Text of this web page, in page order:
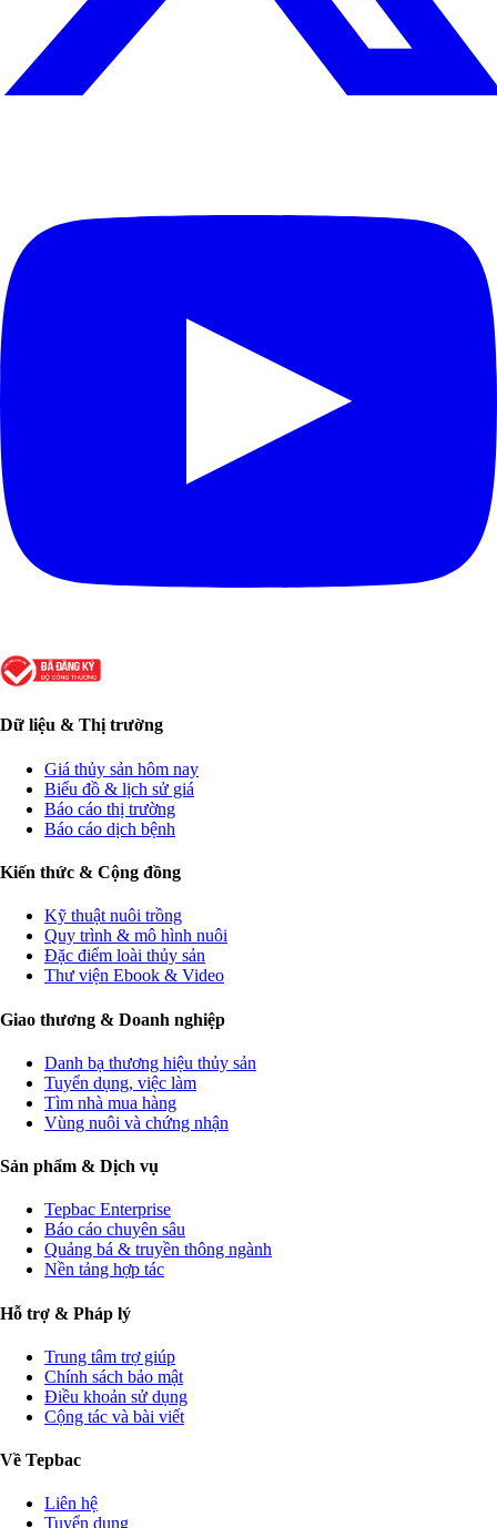
Dữ liệu & Thị trường
Giá thủy sản hôm nay
Biểu đồ & lịch sử giá
Báo cáo thị trường
Báo cáo dịch bệnh
Kiến thức & Cộng đồng
Kỹ thuật nuôi trồng
Quy trình & mô hình nuôi
Đặc điểm loài thủy sản
Thư viện Ebook & Video
Giao thương & Doanh nghiệp
Danh bạ thương hiệu thủy sản
Tuyển dụng, việc làm
Tìm nhà mua hàng
Vùng nuôi và chứng nhận
Sản phẩm & Dịch vụ
Tepbac Enterprise
Báo cáo chuyên sâu
Quảng bá & truyền thông ngành
Nền tảng hợp tác
Hỗ trợ & Pháp lý
Trung tâm trợ giúp
Chính sách bảo mật
Điều khoản sử dụng
Cộng tác và bài viết
Về Tepbac
Liên hệ
Tuyển dụng